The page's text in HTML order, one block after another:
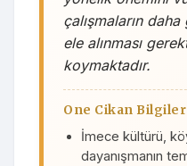
çalışmaların
ele alınması
koymaktadır.
One Cikan Bilgiler
İmece kültürü,
dayanışmanın